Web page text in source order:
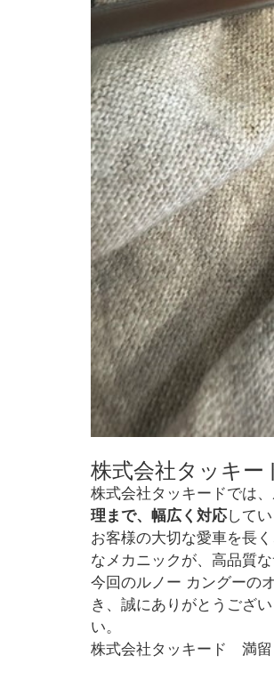
株式会社タッキー
株式会社タッキードでは
理まで、幅広く対応してい
お客様の大切な愛車を長
なメカニックが、高品質
今回のルノー カングーの
き、誠にありがとうござ
い。
株式会社タッキード 満留